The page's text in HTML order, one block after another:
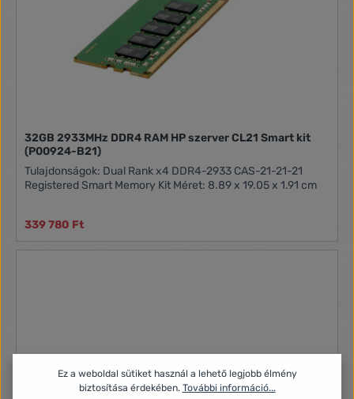
32GB 2933MHz DDR4 RAM HP szerver CL21 Smart kit
(P00924-B21)
Tulajdonságok: Dual Rank x4 DDR4-2933 CAS-21-21-21
Registered Smart Memory Kit Méret: 8.89 x 19.05 x 1.91 cm
339 780 Ft
Ez a weboldal sütiket használ a lehető legjobb élmény
biztosítása érdekében. További információ...